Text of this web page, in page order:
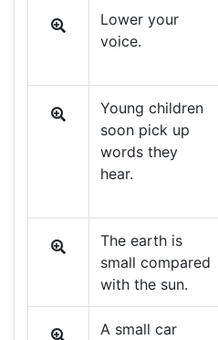
Lower your
voice.
Young children
soon pick up
words they
hear.
The earth is
small compared
with the sun.
A small car